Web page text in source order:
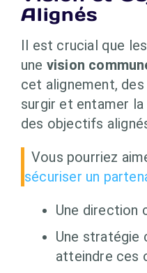
Alignés
Il est crucial que
une vision
cet alignement,
surgir et entamer
des objectifs
Vous pourriez
sécuriser un
Une direction
Une stratégie
atteindre ces